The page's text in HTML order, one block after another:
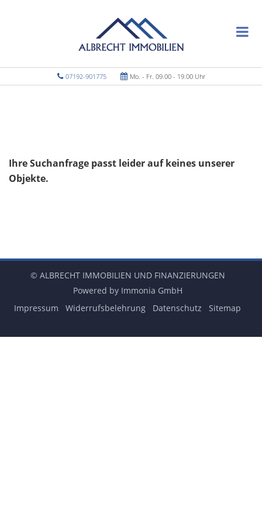
07192-901775 Mo. - Fr. 09.00 - 19.00 Uhr
Ihre Suchanfrage passt leider auf keines unserer
Objekte.
© ALBRECHT IMMOBILIEN UND FINANZIERUNGEN
Powered by Immonia GmbH
Impressum
Widerrufsbelehrung Datenschutz Sitemap